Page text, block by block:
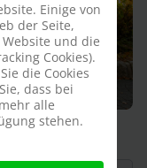
Einige von
der Seite,
und die
Cookies).
die Cookies
dass bei
alle
stehen.